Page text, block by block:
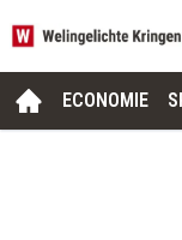
ECONOMIE